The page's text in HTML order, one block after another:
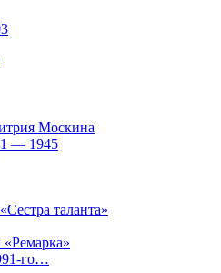
Москина
— 1945
таланта»
го…